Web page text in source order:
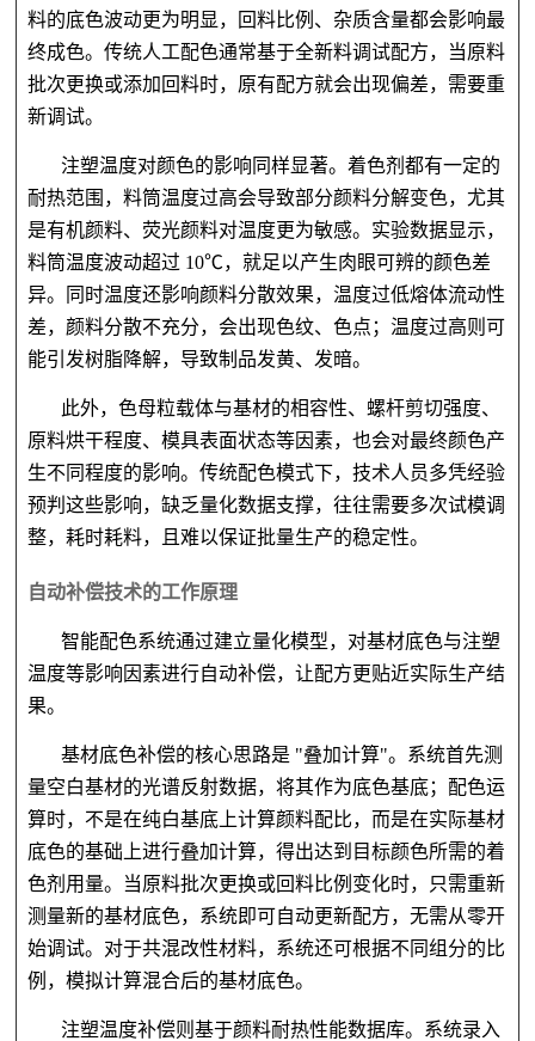
料的底色波动更为明显，回料比例、杂质含量都会影响最
终成色。传统人工配色通常基于全新料调试配方，当原料
批次更换或添加回料时，原有配方就会出现偏差，需要重
新调试。
注塑温度对颜色的影响同样显著。着色剂都有一定的
耐热范围，料筒温度过高会导致部分颜料分解变色，尤其
是有机颜料、荧光颜料对温度更为敏感。实验数据显示，
料筒温度波动超过 10℃，就足以产生肉眼可辨的颜色差
异。同时温度还影响颜料分散效果，温度过低熔体流动性
差，颜料分散不充分，会出现色纹、色点；温度过高则可
能引发树脂降解，导致制品发黄、发暗。
此外，色母粒载体与基材的相容性、螺杆剪切强度、
原料烘干程度、模具表面状态等因素，也会对最终颜色产
生不同程度的影响。传统配色模式下，技术人员多凭经验
预判这些影响，缺乏量化数据支撑，往往需要多次试模调
整，耗时耗料，且难以保证批量生产的稳定性。
自动补偿技术的工作原理
智能配色系统通过建立量化模型，对基材底色与注塑
温度等影响因素进行自动补偿，让配方更贴近实际生产结
果。
基材底色补偿的核心思路是 "叠加计算"。系统首先测
量空白基材的光谱反射数据，将其作为底色基底；配色运
算时，不是在纯白基底上计算颜料配比，而是在实际基材
底色的基础上进行叠加计算，得出达到目标颜色所需的着
色剂用量。当原料批次更换或回料比例变化时，只需重新
测量新的基材底色，系统即可自动更新配方，无需从零开
始调试。对于共混改性材料，系统还可根据不同组分的比
例，模拟计算混合后的基材底色。
注塑温度补偿则基于颜料耐热性能数据库。系统录入